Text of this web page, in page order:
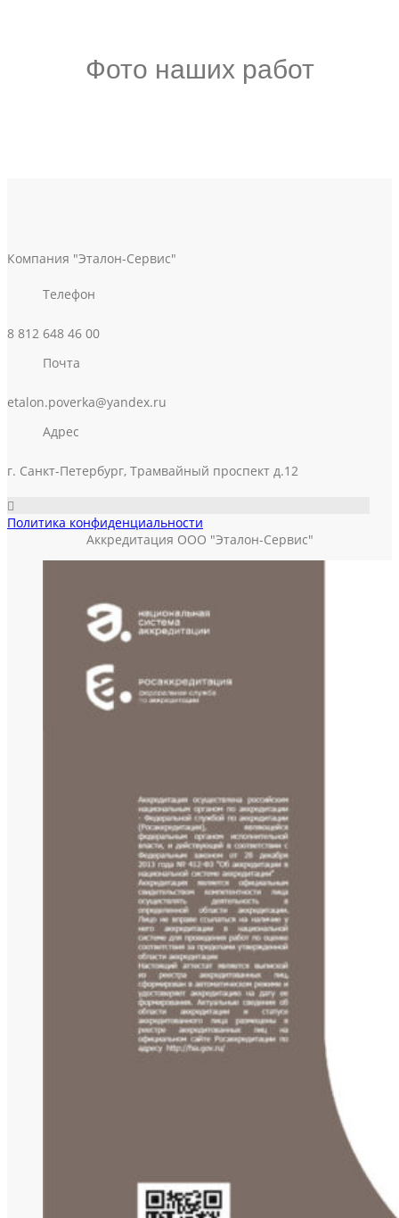
Фото наших работ
Компания "Эталон-Сервис"
Телефон
8 812 648 46 00
Почта
etalon.poverka@yandex.ru
Адрес
г. Санкт-Петербург, Трамвайный проспект д.12
Политика конфиденциальности
Аккредитация ООО "Эталон-Сервис"